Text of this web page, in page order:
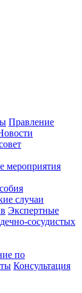
Правление
мероприятия
случаи
Экспертные
сосудистых
по
Консультация